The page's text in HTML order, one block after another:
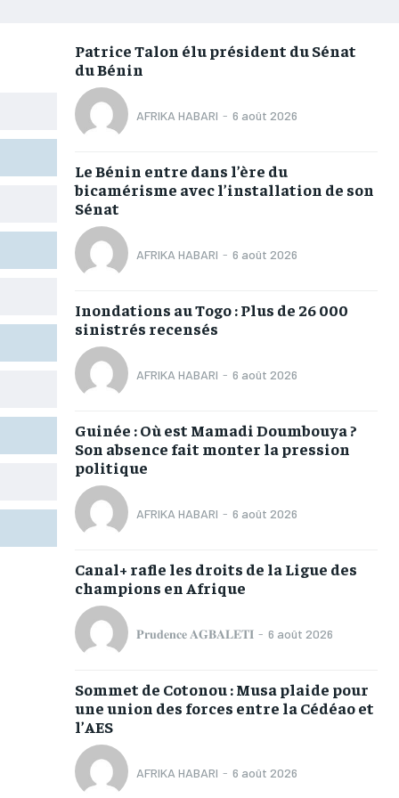
COMMUNIQUÉ
CULTURE
DIVERS
MONDE
OPPORTUNITÉ
PARTENAIRES
IT-ADMIN
TOGOREPORT
L’INTEGRAL
LOMEBOUGEINFO
NOUVELLE D’AFRIQUE
LEDEFENSEURINFO
ACTU LOMÉ
1-MONTH
/ month
to this tier, you are billed
after the first one until you
of the monthly subscription.
1-MONTH
/ month
to this tier, you are billed
after the first one until you
of the monthly subscription.
COMMUNIQUÉ
CULTURE
DIVERS
MONDE
OPPORTUNITÉ
PARTENAIRES
IT-ADMIN
TOGOREPORT
L’INTEGRAL
LOMEBOUGEINFO
NOUVELLE D’AFRIQUE
LEDEFENSEURINFO
ACTU LOMÉ
COMMUNIQUÉ
CULTURE
DIVERS
MONDE
OPPORTUNITÉ
PARTENAIRES
IT-ADMIN
TOGOREPORT
L’INTEGRAL
LOMEBOUGEINFO
NOUVELLE D’AFRIQUE
LEDEFENSEURINFO
ACTU LOMÉ
COMMUNIQUÉ
CULTURE
DIVERS
MONDE
OPPORTUNITÉ
PARTENAIRES
IT-ADMIN
TOGOREPORT
L’INTEGRAL
LOMEBOUGEINFO
NOUVELLE D’AFRIQUE
LEDEFENSEURINFO
ACTU LOMÉ
Patrice Talon élu président du Sénat
du Bénin
AFRIKA HABARI - 6 août 2026
Le Bénin entre dans l’ère du
bicamérisme avec l’installation de son
Sénat
AFRIKA HABARI - 6 août 2026
Inondations au Togo : Plus de 26 000
sinistrés recensés
AFRIKA HABARI - 6 août 2026
Guinée : Où est Mamadi Doumbouya ?
Son absence fait monter la pression
politique
AFRIKA HABARI - 6 août 2026
Canal+ rafle les droits de la Ligue des
champions en Afrique
𝐏𝐫𝐮𝐝𝐞𝐧𝐜𝐞 𝐀𝐆𝐁𝐀𝐋𝐄𝐓𝐈 - 6 août 2026
Sommet de Cotonou : Musa plaide pour
une union des forces entre la Cédéao et
l’AES
AFRIKA HABARI - 6 août 2026